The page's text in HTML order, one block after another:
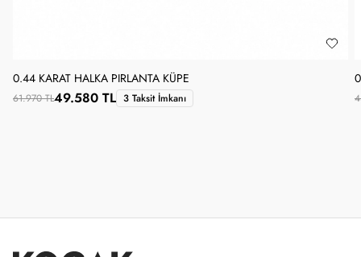
0.44 KARAT HALKA PIRLANTA KÜPE
61.970 TL49.580 TL 3 Taksit İmkanı